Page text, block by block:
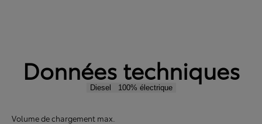
Données techniques
Diesel 100% électrique
Volume de chargement max.